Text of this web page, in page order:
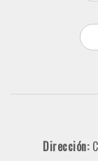
Dirección: